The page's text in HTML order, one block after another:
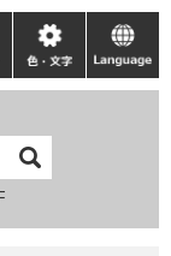
色・
文
language